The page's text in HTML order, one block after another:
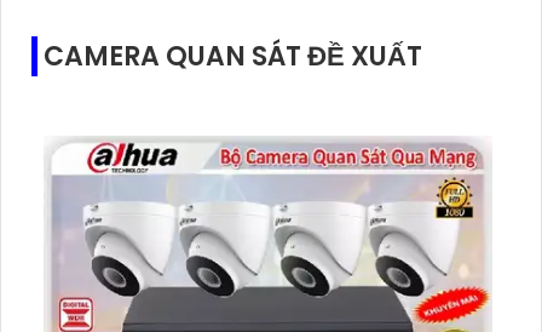
CAMERA QUAN SÁT ĐỀ XUẤT